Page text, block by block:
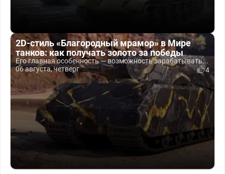
2D-стиль «Благородный мрамор» в Мире
танков: как получать золото за победы
Его главная особенность — возможность зарабатывать...
06 августа, четверг
4